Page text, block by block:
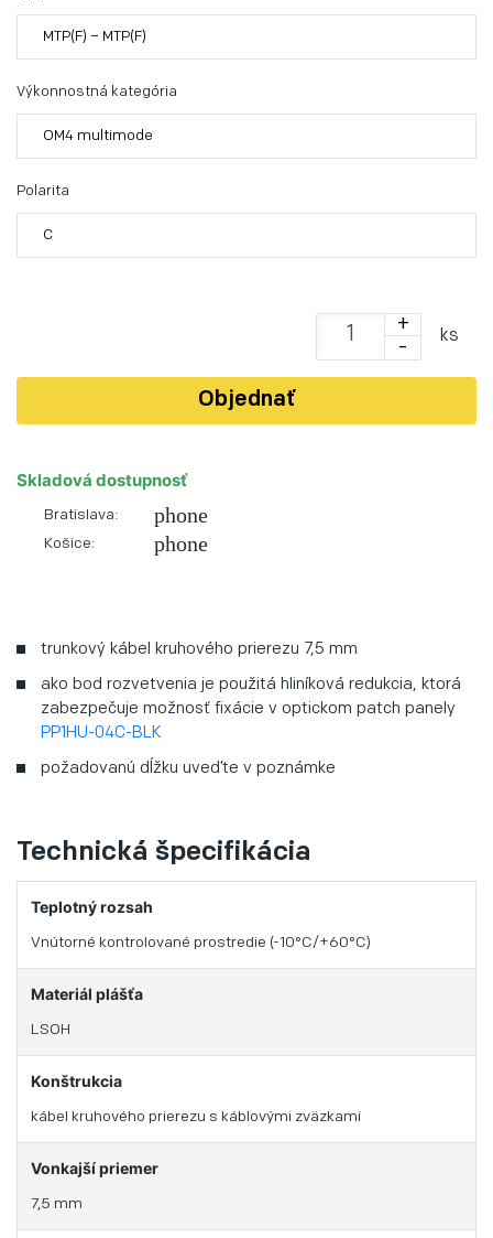
MTP(F) – MTP(F)
Výkonnostná kategória
OM4 multimode
Polarita
C
+
-
ks
Objednať
Skladová dostupnosť
Bratislava: phone
Košice: phone
trunkový kábel kruhového prierezu 7,5 mm
ako bod rozvetvenia je použitá hliníková redukcia, ktorá
zabezpečuje možnosť fixácie v optickom patch panely
PP1HU-04C-BLK
požadovanú dĺžku uveďte v poznámke
Technická špecifikácia
Teplotný rozsah
Vnútorné kontrolované prostredie (-10°C/+60°C)
Materiál plášťa
LSOH
Konštrukcia
kábel kruhového prierezu s káblovými zväzkami
Vonkajší priemer
7,5 mm